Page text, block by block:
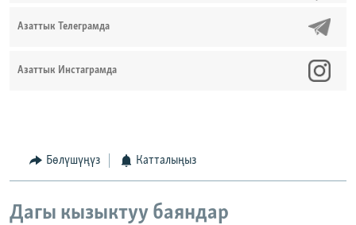
Азаттык Телеграмда
Азаттык Инстаграмда
Бөлүшүңүз Катталыңыз
Дагы кызыктуу баяндар